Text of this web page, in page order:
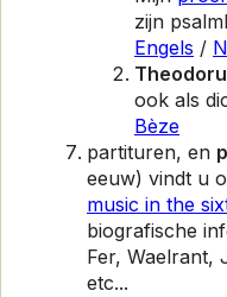
zijn
Engels /
ook als
Bèze
partituren, en
eeuw) vindt u
music in the
biografische
Fer, Waelrant,
etc...